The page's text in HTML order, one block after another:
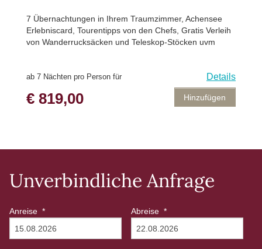
7 Übernachtungen in Ihrem Traumzimmer, Achensee
Erlebniscard, Tourentipps von den Chefs, Gratis Verleih
von Wanderrucksäcken und Teleskop-Stöcken uvm
ab 7 Nächten pro Person für
€ 819,00
Details
Hinzufügen
Unverbindliche Anfrage
Anreise * Abreise *